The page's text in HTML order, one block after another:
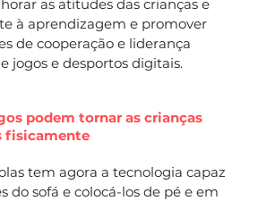
as atitudes das crianças e
à aprendizagem e promover
de cooperação e liderança
jogos e desportos digitais.
podem tornar as crianças
fisicamente
tem agora a tecnologia capaz
do sofá e colocá-los de pé e em